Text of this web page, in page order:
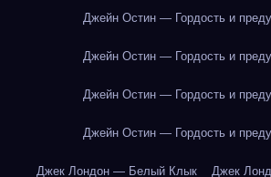
Джейн Остин — Гордость и
Джейн Остин — Гордость и
Джейн Остин — Гордость и
Джейн Остин — Гордость и
Джек Лондон — Белый Клык Джек